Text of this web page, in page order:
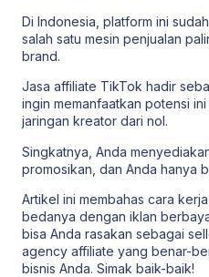
Di Indonesia, platform ini
salah satu mesin penjualan
brand.
Jasa affiliate TikTok hadir
ingin memanfaatkan potensi
jaringan kreator dari nol.
Singkatnya, Anda
promosikan, dan Anda hanya
Artikel ini membahas cara
bedanya dengan iklan
bisa Anda rasakan sebagai
agency affiliate yang benar-
bisnis Anda. Simak baik-baik!